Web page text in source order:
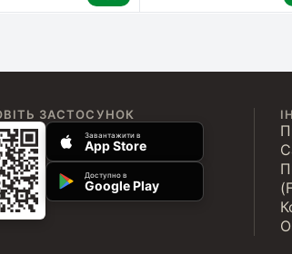
ЗАСТОСУНОК
Завантажити в
App Store
Доступно в
Google Play